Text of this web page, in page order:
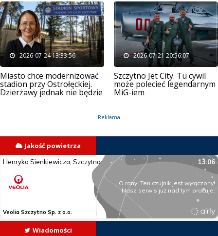
2026-07-24 13:33:56
Miasto chce modernizować
stadion przy Ostrołęckiej.
Dzierżawy jednak nie będzie
2026-07-21 20:56:07
Szczytno Jet City. Tu cywil
może polecieć legendarnym
MiG-iem
Reklama
Jakość powietrza
Wiadomości